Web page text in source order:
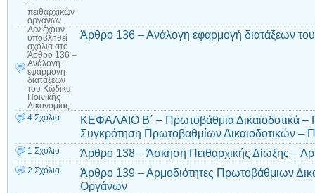
–
πειθαρχικών
οργάνων
Δεν έχουν
υποβληθεί
σχόλια στο
Άρθρο 136 –
Ανάλογη
εφαρμογή
διατάξεων
του Κώδικα
Ποινικής
Δικονομίας
Άρθρο 136 – Ανάλογη εφαρμογή διατάξεων
4 Σχόλια
ΚΕΦΑΛΑΙΟ Β΄ – Πρωτοβάθμια Δικαιοδοτικά –
Συγκρότηση Πρωτοβαθμίων Δικαιοδοτικών –
1 Σχόλιο Άρθρο 138 – Άσκηση Πειθαρχικής Δίωξης –
2 Σχόλια
Άρθρο 139 – Αρμοδιότητες Πρωτοβάθμιων
Οργάνων